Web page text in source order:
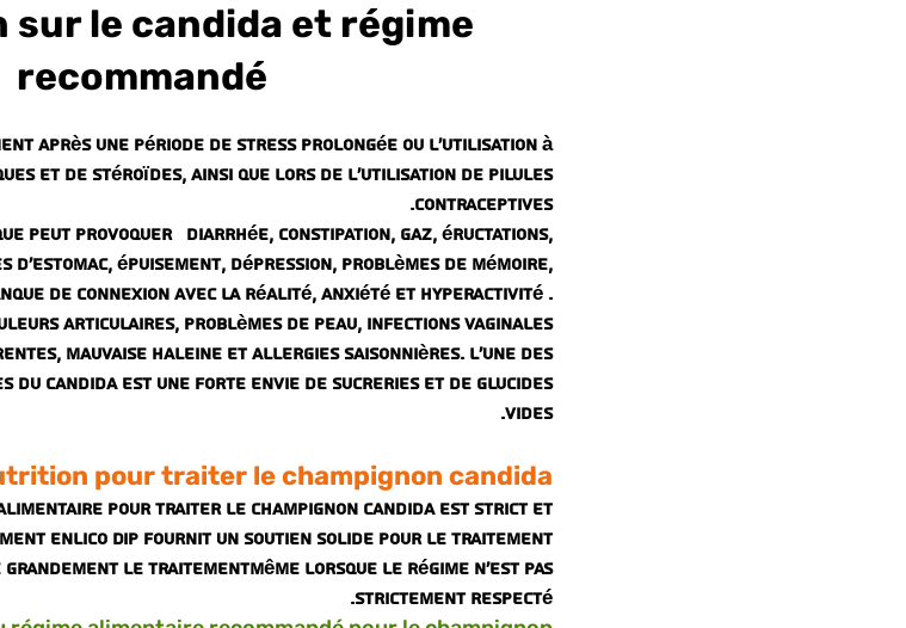
sur le candida et régime
recommandé
après une période de stress prolongée ou l'utilisation à
et de stéroïdes, ainsi que lors de l'utilisation de pilules
contraceptives.
peut provoquer diarrhée, constipation, gaz, éructations,
d'estomac, épuisement, dépression, problèmes de mémoire,
de connexion avec la réalité, anxiété et hyperactivité .
articulaires, problèmes de peau, infections vaginales
mauvaise haleine et allergies saisonnières. L'une des
du candida est une forte envie de sucreries et de glucides
vides.
pour traiter le champignon candida
alimentaire pour traiter le champignon candida est strict et
Enlico Dip fournit un soutien solide pour le traitement
grandement le traitementMême lorsque le régime n'est pas
strictement respecté.